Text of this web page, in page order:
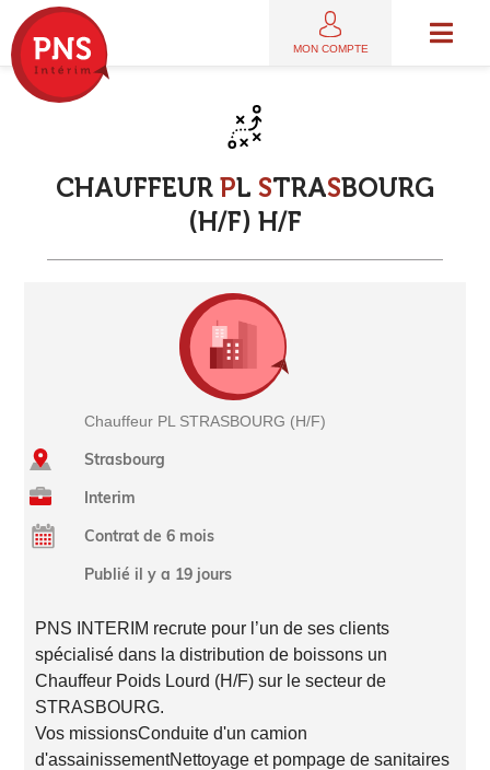
MON COMPTE
CHAUFFEUR PL STRASBOURG
(H/F) H/F
Chauffeur PL STRASBOURG (H/F)
Strasbourg
Interim
Contrat de 6 mois
Publié il y a 19 jours
PNS INTERIM recrute pour l’un de ses clients
spécialisé dans la distribution de boissons un
Chauffeur Poids Lourd (H/F) sur le secteur de
STRASBOURG.
Vos missionsConduite d'un camion
d'assainissementNettoyage et pompage de sanitaires